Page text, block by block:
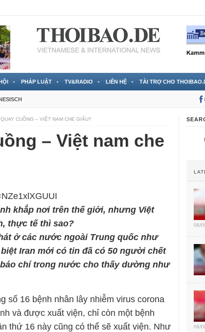
PHÁP LUẬT TV&RADIO LIÊN HỆ TÀI TRỢ CHO
CUỒNG – VIỆT NAM CHE GIẤU?
– Việt nam che
khắp nơi trên thế giới, nhưng Việt
thực tế thì sao?
ở các nước ngoài Trung quốc như
Iran mới có tin đã có 50 người chết
chí trong nước cho thấy dường như
số 16 bệnh nhân lây nhiễm virus corona
và được xuất viện, chỉ còn một bệnh
thứ 16 này cũng có thể sẽ xuất viện. Như
08/
08/